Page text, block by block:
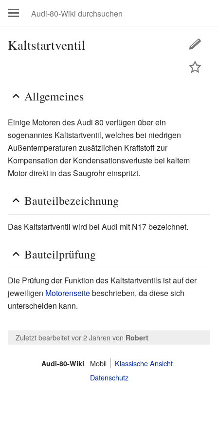
Kaltstartventil
Allgemeines
Einige Motoren des Audi 80 verfügen über ein
sogenanntes Kaltstartventil, welches bei niedrigen
Außentemperaturen zusätzlichen Kraftstoff zur
Kompensation der Kondensationsverluste bei kaltem
Motor direkt in das Saugrohr einspritzt.
Bauteilbezeichnung
Das Kaltstartventil wird bei Audi mit N17 bezeichnet.
Bauteilprüfung
Die Prüfung der Funktion des Kaltstartventils ist auf der
jeweiligen Motorenseitebeschrieben, da diese sich
unterscheiden kann.
Zuletzt bearbeitet vor 2 Jahren von Robert
Audi-80-Wiki Mobil
Klassische Ansicht
Datenschutz